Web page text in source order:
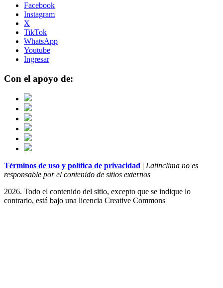
Facebook
Instagram
X
TikTok
WhatsApp
Youtube
Ingresar
Con el apoyo de:
Términos de uso y política de privacidad | Latinclima no es
responsable por el contenido de sitios externos
2026. Todo el contenido del sitio, excepto que se indique lo
contrario, está bajo una licencia Creative Commons